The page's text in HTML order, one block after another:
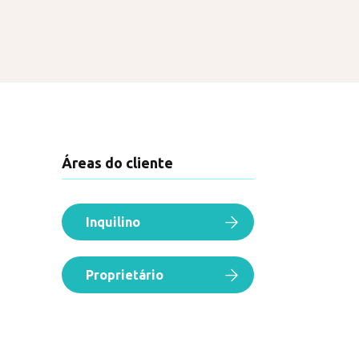
Áreas do cliente
Inquilino
Proprietário